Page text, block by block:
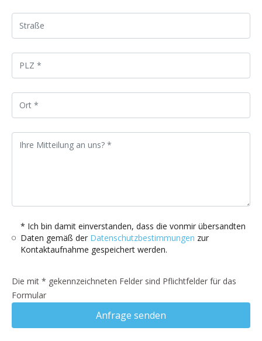
* Ich bin damit einverstanden, dass die vonmir übersandten
Daten gemäß der Datenschutzbestimmungen zur
Kontaktaufnahme gespeichert werden.
Die mit * gekennzeichneten Felder sind Pflichtfelder für das
Formular
Anfrage senden